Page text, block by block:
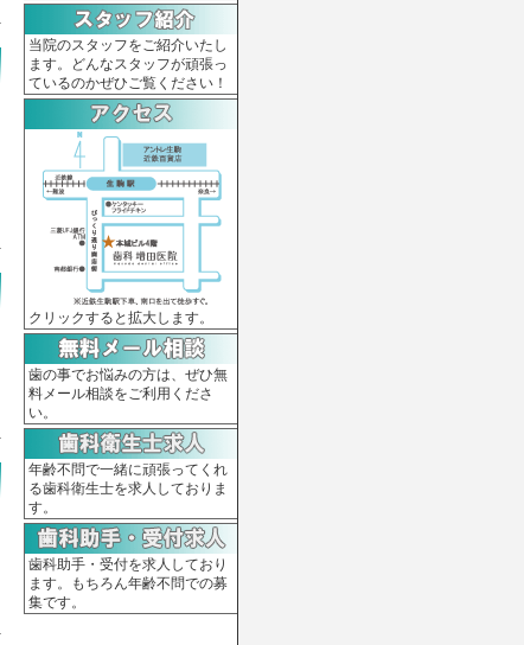
当院のスタッフをご紹介いたし
ます。どんなスタッフが頑張っ
ているのかぜひご覧ください！
クリックすると拡大します。
歯の事でお悩みの方は、ぜひ無
料メール相談をご利用くださ
い。
年齢不問で一緒に頑張ってくれ
る歯科衛生士を求人しておりま
す。
歯科助手・受付を求人しており
ます。もちろん年齢不問での募
集です。